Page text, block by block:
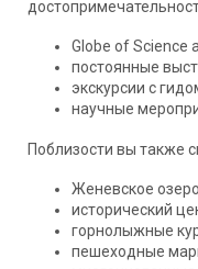
Globe of Science
постоянные
экскурсии с
научные
Поблизости вы также
Женевское озеро
исторический
горнолыжные
пешеходные